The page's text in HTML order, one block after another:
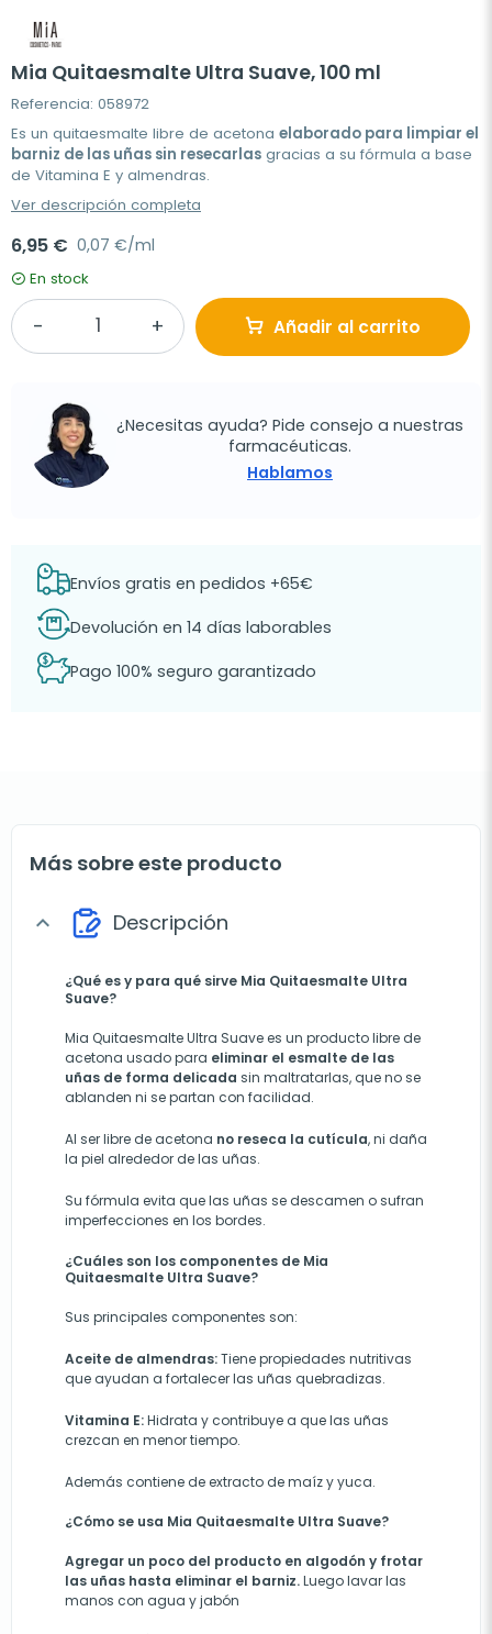
Mia Quitaesmalte Ultra Suave, 100 ml
Referencia: 058972
Es un quitaesmalte libre de acetona elaborado para limpiar el
barniz de las uñas sin resecarlas gracias a su fórmula a base
de Vitamina E y almendras.
Ver descripción completa
6,95 € 0,07 €/ml
En stock
Añadir al carrito
¿Necesitas ayuda? Pide consejo a nuestras
farmacéuticas.
Hablamos
Envíos gratis en pedidos +65€
Devolución en 14 días laborables
Pago 100% seguro garantizado
Más sobre este producto
expand_more Descripción
¿Qué es y para qué sirve Mia Quitaesmalte Ultra
Suave?
Mia Quitaesmalte Ultra Suave es un producto libre de
acetona usado para eliminar el esmalte de las
uñas de forma delicada sin maltratarlas, que no se
ablanden ni se partan con facilidad.
Al ser libre de acetona no reseca la cutícula, ni daña
la piel alrededor de las uñas.
Su fórmula evita que las uñas se descamen o sufran
imperfecciones en los bordes.
¿Cuáles son los componentes de Mia
Quitaesmalte Ultra Suave?
Sus principales componentes son:
Aceite de almendras:Tiene propiedades nutritivas
que ayudan a fortalecer las uñas quebradizas.
Vitamina E:Hidrata y contribuye a que las uñas
crezcan en menor tiempo.
Además contiene de extracto de maíz y yuca.
¿Cómo se usa Mia Quitaesmalte Ultra Suave?
Agregar un poco del producto en algodón y frotar
las uñas hasta eliminar el barniz.Luego lavar las
manos con agua y jabón